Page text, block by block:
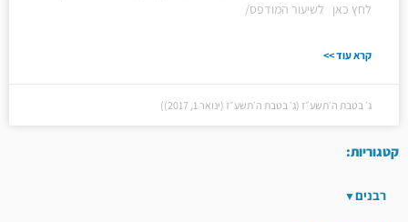
לחץ כאן לשיעור המודפס/
קרא עוד >>
ג׳ בטבת ה׳תשע״ז (ג׳ בטבת ה׳תשע״ז (ינואר 1, 2017))
קטגוריות:
רבנים